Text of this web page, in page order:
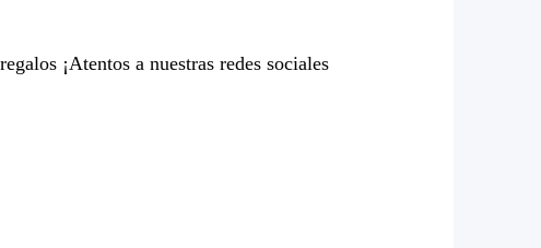
¡Atentos a nuestras redes sociales